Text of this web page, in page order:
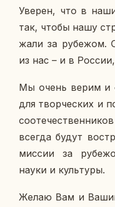
Уверен, что в
так, чтобы нашу
жа­ли за ру­бе­жом.
из нас – и в
Мы очень верим и
для твор­че­ских и
всегда будут
миссии за
науки и куль­ту­ры.
Желаю Вам и